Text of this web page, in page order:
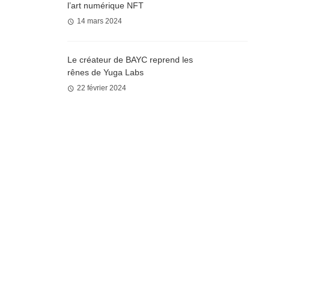
l’art numérique NFT
14 mars 2024
Le créateur de BAYC reprend les
rênes de Yuga Labs
22 février 2024